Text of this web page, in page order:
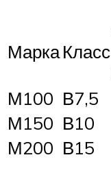
МаркаКласс
М100 В7,5
М150 В10
М200 В15